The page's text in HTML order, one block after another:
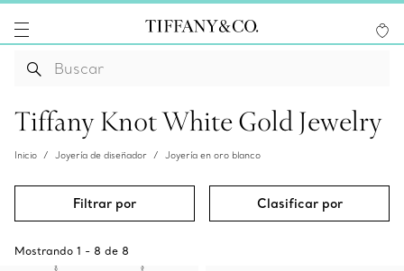
Tiffany Knot White Gold Jewelry
Inicio Joyería de diseñador Joyería en oro blanco
Filtrar por Clasificar por
Mostrando 1 - 8 de 8